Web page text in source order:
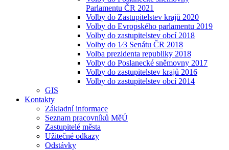
Parlamentu ČR 2021
Volby do Zastupitelstev krajů 2020
Volby do Evropského parlamentu 2019
Volby do zastupitelstev obcí 2018
Volby do 1⁄3 Senátu ČR 2018
Volba prezidenta republiky 2018
Volby do Poslanecké sněmovny 2017
Volby do zastupitelstev krajů 2016
Volby do zastupitelstev obcí 2014
GIS
Kontakty
Základní informace
Seznam pracovníků MěÚ
Zastupitelé města
Užitečné odkazy
Odstávky